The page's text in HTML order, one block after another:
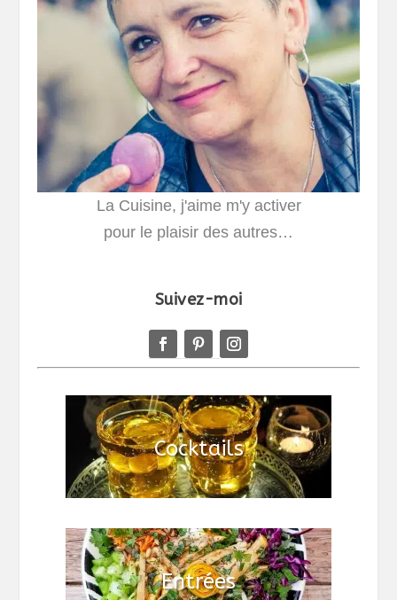
La Cuisine, j'aime m'y activer
pour le plaisir des autres…
Suivez-moi